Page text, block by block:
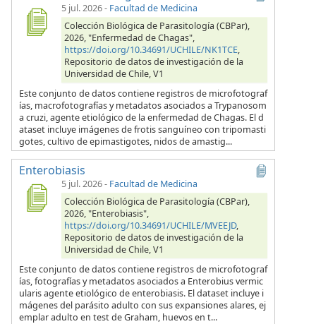
5 jul. 2026- Facultad de Medicina
Colección Biológica de Parasitología (CBPar),
2026, "Enfermedad de Chagas",
https://doi.org/10.34691/UCHILE/NK1TCE,
Repositorio de datos de investigación de la
Universidad de Chile, V1
Este conjunto de datos contiene registros de microfotograf
ías, macrofotografías y metadatos asociados a Trypanosom
a cruzi, agente etiológico de la enfermedad de Chagas. El d
ataset incluye imágenes de frotis sanguíneo con tripomasti
gotes, cultivo de epimastigotes, nidos de amastig...
Enterobiasis
5 jul. 2026- Facultad de Medicina
Colección Biológica de Parasitología (CBPar),
2026, "Enterobiasis",
https://doi.org/10.34691/UCHILE/MVEEJD,
Repositorio de datos de investigación de la
Universidad de Chile, V1
Este conjunto de datos contiene registros de microfotograf
ías, fotografías y metadatos asociados a Enterobius vermic
ularis agente etiológico de enterobiasis. El dataset incluye i
mágenes del parásito adulto con sus expansiones alares, ej
emplar adulto en test de Graham, huevos en t...